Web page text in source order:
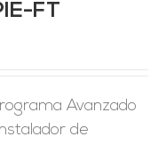
FT
Avanzado
de